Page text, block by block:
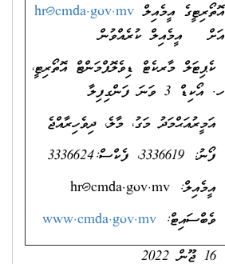
އޮތޯރިޓީގެ އީމެއިލް hr@cmda.gov.mv
އަށް އީމެއިލް ކުރެއްވުން
ކެޕިޓަލް މާރކެޓް ޑިވެލޮޕްމަންޓް އޮތޯރިޓީ،
ހ. އޯކިޑް 3 ވަނަ ފަންގިފިލާ
އަމީރުއަޙްމަދު މަގު، މާލެ، ދިވެހިރާއްޖެ
ފޯނު: 3336619، ފެކްސް:3336624
އީމެއިލް: hr@cmda.gov.mv
ވެބްސައިޓް: www.cmda.gov.mv
16 ޖޫން 2022